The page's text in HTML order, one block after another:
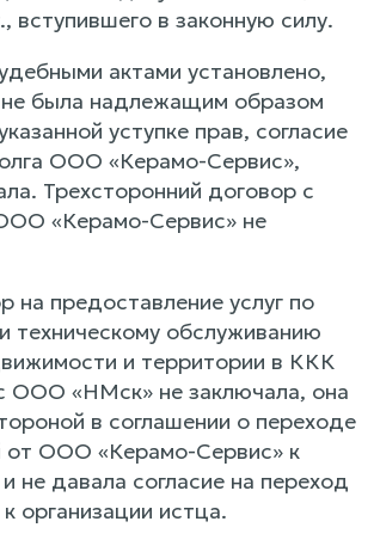
вступившего в законную силу.
актами установлено,
не была надлежащим образом
уступке прав, согласие
ООО «Керамо-Сервис»,
Трехсторонний договор с
«Керамо-Сервис» не
предоставление услуг по
техническому обслуживанию
и территории в ККК
ООО «НМск» не заключала, она
в соглашении о переходе
от ООО «Керамо-Сервис» к
давала согласие на переход
организации истца.